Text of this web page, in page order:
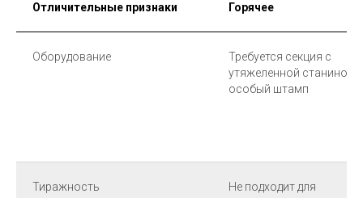
Отличительные признаки Горячее
Оборудование
Требуется секция с
утяжеленной станиной и
особый штамп
Тиражность
Не подходит для